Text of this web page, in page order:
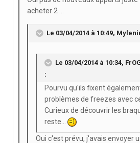
acheter 2 ...
Le 03/04/2014 à 10:49,
Le 03/04/2014 à 10:34,
:
Pourvu qu'ils fixent
problèmes de freezes avec
Curieux de découvrir les
reste...
Oui c'est prévu, j'avais envoyer